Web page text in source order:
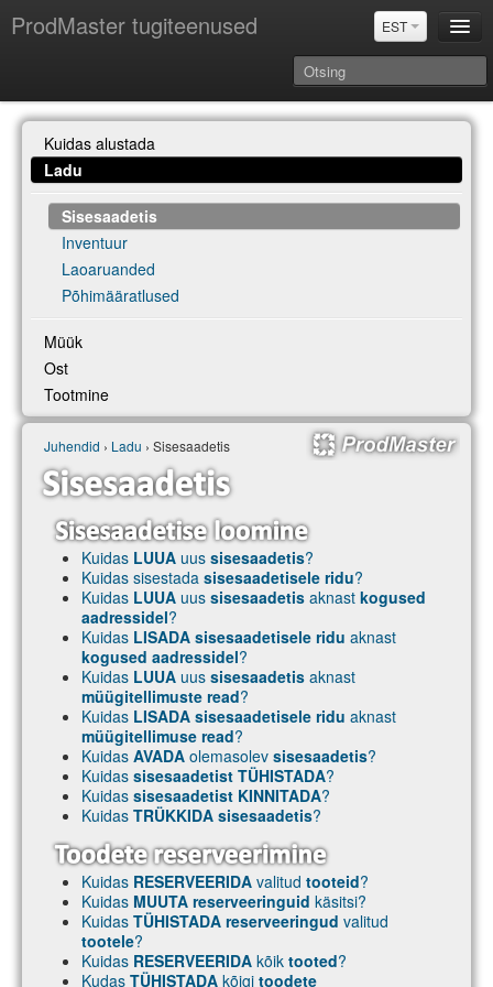
ProdMaster tugiteenused EST
Juhendid
Versiooniuuendused
Power BI & Merit Aktiva (EST)
Kuidas alustada
Ladu
Sisesaadetis
Inventuur
Laoaruanded
Põhimääratlused
Müük
Ost
Tootmine
Juhendid › Ladu › Sisesaadetis
Kuidas LUUA uus sisesaadetis?
Kuidas sisestada sisesaadetisele ridu?
Kuidas LUUA uus sisesaadetis aknast kogused
aadressidel?
Kuidas LISADA sisesaadetisele ridu aknast
kogused aadressidel?
Kuidas LUUA uus sisesaadetis aknast
müügitellimuste read?
Kuidas LISADA sisesaadetisele ridu aknast
müügitellimuse read?
Kuidas AVADA olemasolev sisesaadetis?
Kuidas sisesaadetist TÜHISTADA?
Kuidas sisesaadetist KINNITADA?
Kuidas TRÜKKIDA sisesaadetis?
Kuidas RESERVEERIDA valitud tooteid?
Kuidas MUUTA reserveeringuid käsitsi?
Kuidas TÜHISTADA reserveeringud valitud
tootele?
Kuidas RESERVEERIDA kõik tooted?
Kudas TÜHISTADA kõigi toodete